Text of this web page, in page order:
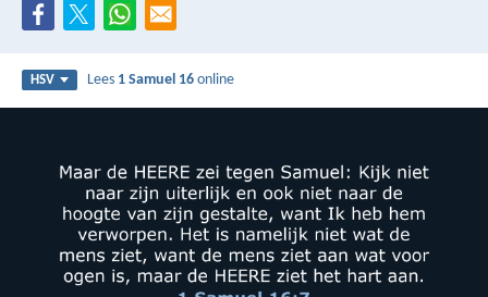
HSV Lees 1 Samuel 16 online